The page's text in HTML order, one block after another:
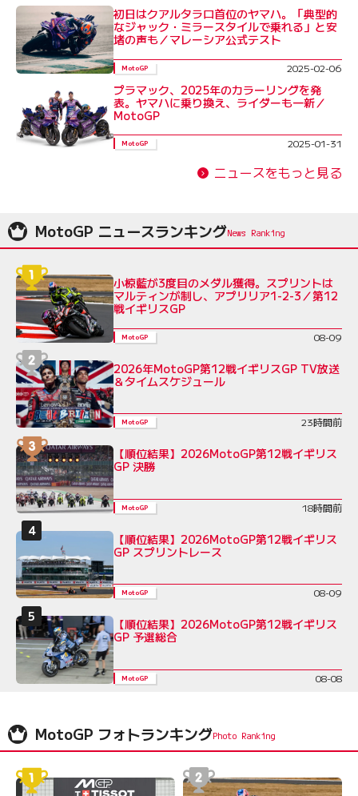
初日はクアルタラロ首位のヤマハ。「典型的
なジャック・ミラースタイルで乗れる」と安
堵の声も／マレーシア公式テスト
MotoGP 2025-02-06
プラマック、2025年のカラーリングを発
表。ヤマハに乗り換え、ライダーも一新／
MotoGP
MotoGP 2025-01-31
ニュースをもっと見る
MotoGP ニュースランキング
小椋藍が3度目のメダル獲得。スプリントは
マルティンが制し、アプリリア1-2-3／第12
戦イギリスGP
MotoGP 08-09
2026年MotoGP第12戦イギリスGP TV放送
＆タイムスケジュール
MotoGP 23時間前
【順位結果】2026MotoGP第12戦イギリス
GP 決勝
MotoGP 18時間前
【順位結果】2026MotoGP第12戦イギリス
GP スプリントレース
MotoGP 08-09
【順位結果】2026MotoGP第12戦イギリス
GP 予選総合
MotoGP 08-08
MotoGP フォトランキング